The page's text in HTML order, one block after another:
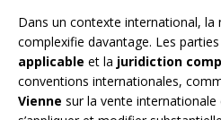
Dans un contexte international,
complexifie davantage. Les
applicable et la juridiction
conventions internationales,
Vienne sur la vente